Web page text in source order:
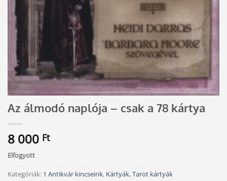
Az álmodó naplója – csak a 78 kártya
8 000 Ft
Elfogyott
Kategóriák: 1 Antikvár kincseink, Kártyák,Tarot kártyák